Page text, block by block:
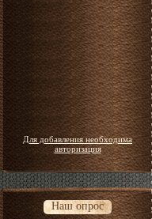
Для добавления необходима
авторизация
Наш опрос